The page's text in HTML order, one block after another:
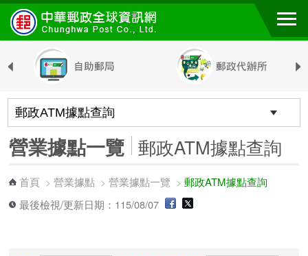
跳到主要內容區塊
營業據點一覽 郵政ATM據點查詢
首頁 >營業據點 >營業據點一覽 >郵政ATM據點查詢
最後檢視/更新日期：115/08/07